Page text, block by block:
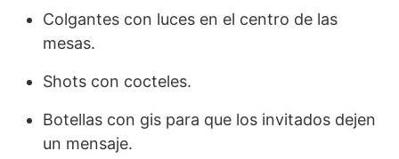
Colgantes con luces en el centro de las
mesas.
Shots con cocteles.
Botellas con gis para que los invitados dejen
un mensaje.